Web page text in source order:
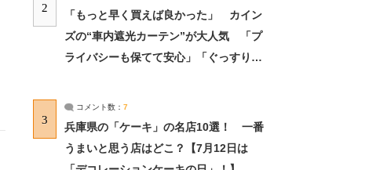
2
「もっと早く買えば良かった」 カイン
ズの“車内遮光カーテン”が大人気 「プ
ライバシーも保てて安心」「ぐっすり眠
3
コメント数： 7
兵庫県の「ケーキ」の名店10選！ 一番
うまいと思う店はどこ？【7月12日は